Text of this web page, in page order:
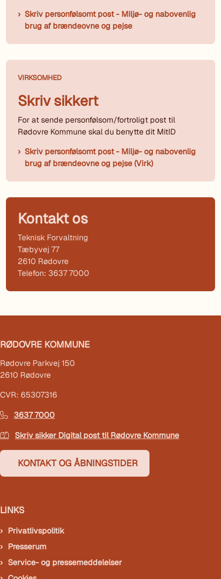
Skriv personfølsomt post - Miljø- og nabovenlig
brug af brændeovne og pejse
VIRKSOMHED
Skriv sikkert
For at sende personfølsom/fortroligt post til
Rødovre Kommune skal du benytte dit MitID
Skriv personfølsomt post - Miljø- og nabovenlig
brug af brændeovne og pejse (Virk)
Kontakt os
Teknisk Forvaltning
Tæbyvej 77
2610 Rødovre
Telefon: 3637 7000
RØDOVRE KOMMUNE
Rødovre Parkvej 150
2610 Rødovre
CVR: 65307316
3637 7000
Skriv sikker Digital post til Rødovre Kommune
KONTAKT OG ÅBNINGSTIDER
LINKS
Privatlivspolitik
Presserum
Service- og pressemeddelelser